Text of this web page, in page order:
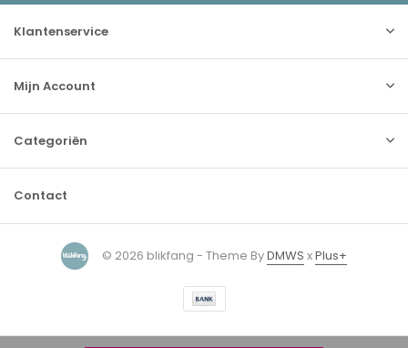
Klantenservice
Mijn Account
Categoriën
Contact
© 2026 blikfang - Theme ByDMWS xPlus+